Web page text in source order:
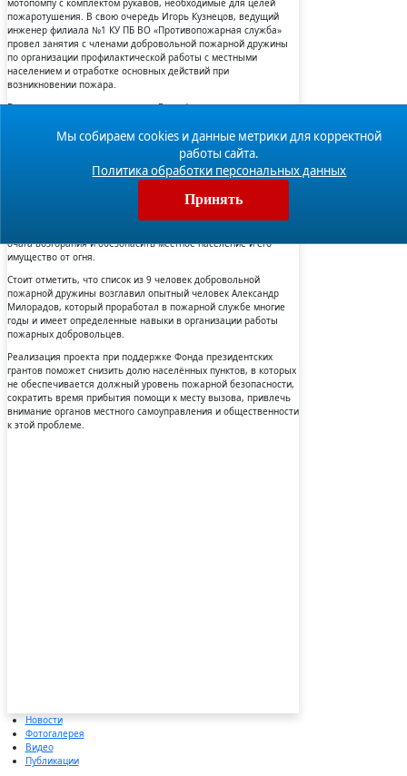
мотопомпу с комплектом рукавов, необходимые для целей
пожаротушения. В свою очередь Игорь Кузнецов, ведущий
инженер филиала №1 КУ ПБ ВО «Противопожарная служба»
провел занятия с членами добровольной пожарной дружины
по организации профилактической работы с местными
населением и отработке основных действий при
возникновении пожара.
В мероприятии приняли участие Вера Фокина, глава поселения
ПБ района. Представители местных властей и администрации
подчеркнули важность создания пожарной дружины на
территории района и ее новым техническим вооружением. Это
особенно актуально в приближающийся весенний сезон, когда
которые могут угрожать и населенным пунктам. Теперь
местная добровольная пожарная дружина сможет оперативно
очага возгорания и обезопасить местное население и его
имущество от огня.
Стоит отметить, что список из 9 человек добровольной
пожарной дружины возглавил опытный человек Александр
Милорадов, который проработал в пожарной службе многие
годы и имеет определенные навыки в организации работы
пожарных добровольцев.
Реализация проекта при поддержке Фонда президентских
грантов поможет снизить долю населённых пунктов, в которых
не обеспечивается должный уровень пожарной безопасности,
сократить время прибытия помощи к месту вызова, привлечь
внимание органов местного самоуправления и общественности
к этой проблеме.
Новости
Фотогалерея
Видео
Публикации
Мы собираем cookies и данные метрики для корректной
работы сайта.
Политика обработки персональных данных
Принять